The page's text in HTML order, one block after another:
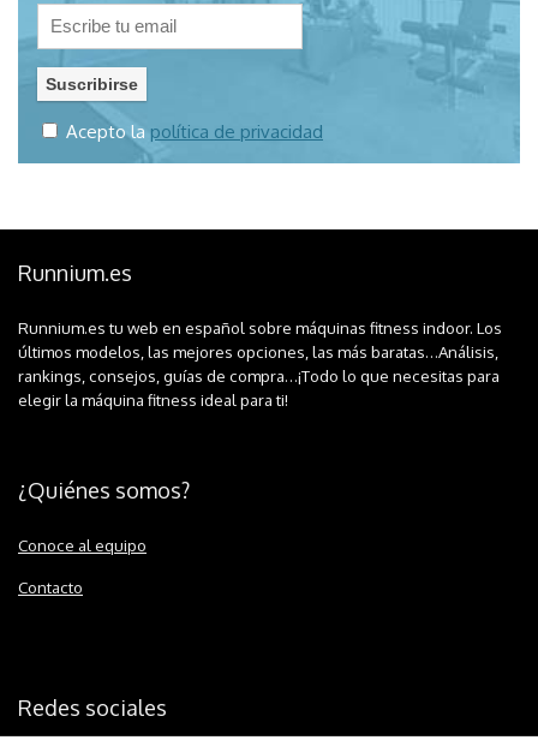
Acepto la política de privacidad
Runnium.es
Runnium.es tu web en español sobre máquinas fitness indoor. Los
últimos modelos, las mejores opciones, las más baratas…Análisis,
rankings, consejos, guías de compra…¡Todo lo que necesitas para
elegir la máquina fitness ideal para ti!
¿Quiénes somos?
Conoce al equipo
Contacto
Redes sociales